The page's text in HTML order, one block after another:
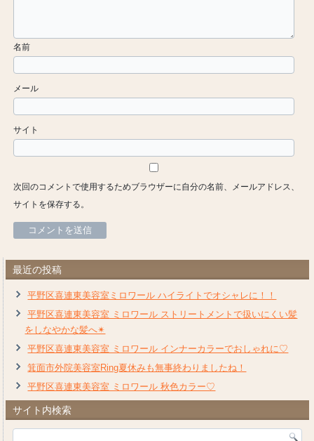
名前
メール
サイト
次回のコメントで使用するためブラウザーに自分の名前、メールアドレス、
サイトを保存する。
最近の投稿
平野区喜連東美容室ミロワール ハイライトでオシャレに！！
平野区喜連東美容室 ミロワール ストリートメントで扱いにくい髪
をしなやかな髪へ✴︎
平野区喜連東美容室 ミロワール インナーカラーでおしゃれに♡
箕面市外院美容室Ring夏休みも無事終わりましたね！
平野区喜連東美容室 ミロワール 秋色カラー♡
サイト内検索